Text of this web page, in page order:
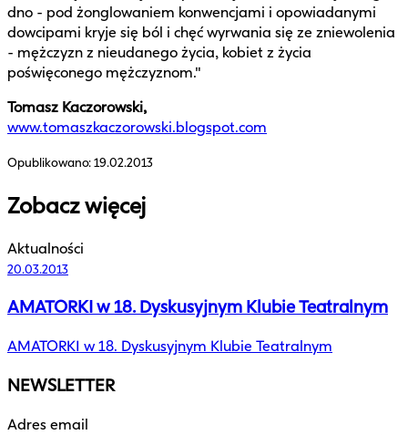
dno - pod żonglowaniem konwencjami i opowiadanymi
dowcipami kryje się ból i chęć wyrwania się ze zniewolenia
- mężczyzn z nieudanego życia, kobiet z życia
poświęconego mężczyznom."
Tomasz Kaczorowski,
www.tomaszkaczorowski.blogspot.com
Opublikowano:19.02.2013
Zobacz więcej
Aktualności
20.03.2013
AMATORKI w 18. Dyskusyjnym Klubie Teatralnym
AMATORKI w 18. Dyskusyjnym Klubie Teatralnym
NEWSLETTER
Adres email